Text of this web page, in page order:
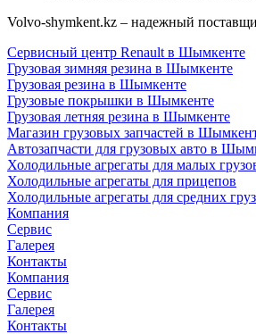
Volvo-shymkent.kz – надежный
Сервисный центр Renault в Шымкенте
Грузовая зимняя резина в Шымкенте
Грузовая резина в Шымкенте
Грузовые покрышки в Шымкенте
Грузовая летняя резина в Шымкенте
Магазин грузовых запчастей в
Автозапчасти для грузовых авто в
Холодильные агрегаты для малых
Холодильные агрегаты для прицепов
Холодильные агрегаты для средних
Компания
Сервис
Галерея
Контакты
Компания
Сервис
Галерея
Контакты